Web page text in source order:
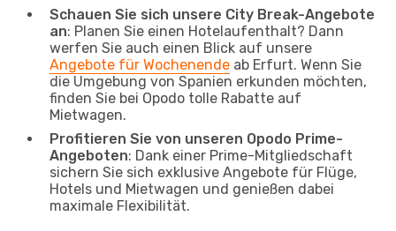
Schauen Sie sich unsere City Break-Angebote
an: Planen Sie einen Hotelaufenthalt? Dann
werfen Sie auch einen Blick auf unsere
Angebote für Wochenende ab Erfurt. Wenn Sie
die Umgebung von Spanien erkunden möchten,
finden Sie bei Opodo tolle Rabatte auf
Mietwagen.
Profitieren Sie von unseren Opodo Prime-
Angeboten: Dank einer Prime-Mitgliedschaft
sichern Sie sich exklusive Angebote für Flüge,
Hotels und Mietwagen und genießen dabei
maximale Flexibilität.